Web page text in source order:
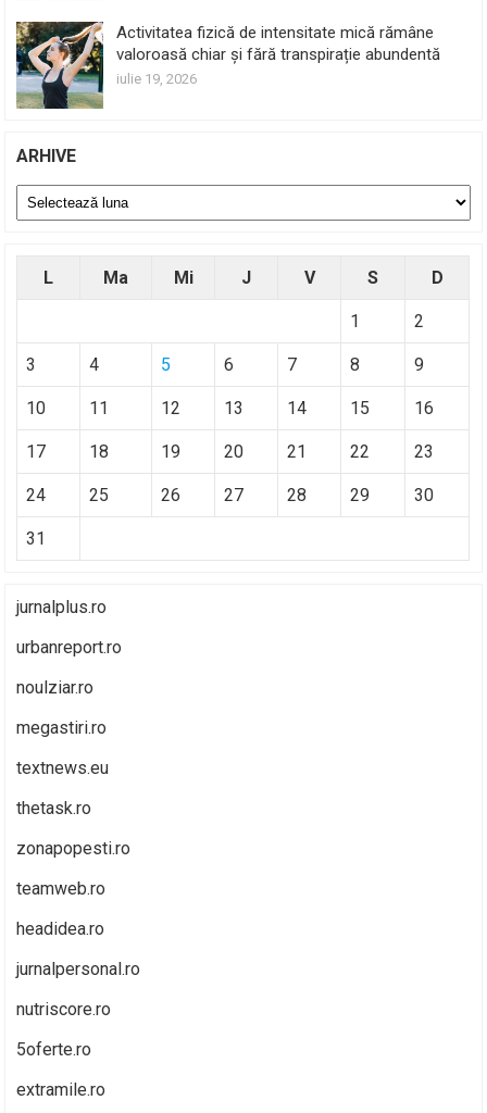
Activitatea fizică de intensitate mică rămâne
valoroasă chiar și fără transpirație abundentă
iulie 19, 2026
ARHIVE
Arhive
L Ma Mi J V S D
1 2
3 4 5 6 7 8 9
10 11 12 13 14 15 16
17 18 19 20 21 22 23
24 25 26 27 28 29 30
31
jurnalplus.ro
urbanreport.ro
noulziar.ro
megastiri.ro
textnews.eu
thetask.ro
zonapopesti.ro
teamweb.ro
headidea.ro
jurnalpersonal.ro
nutriscore.ro
5oferte.ro
extramile.ro